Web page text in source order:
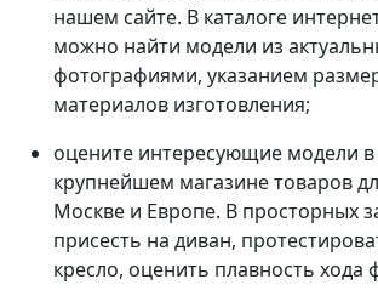
нашем сайте. В каталоге
можно найти модели из
фотографиями, указанием
материалов изготовления;
оцените интересующие модели
крупнейшем магазине товаров
Москве и Европе. В просторных
присесть на диван,
кресло, оценить плавность хода